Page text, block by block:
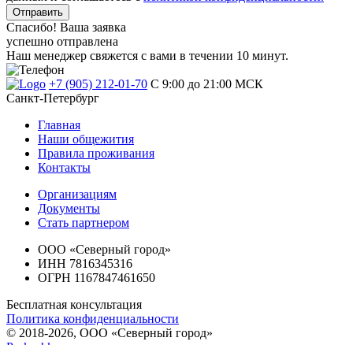
Отправить
Спасибо! Ваша заявка
успешно отправлена
Наш менеджер свяжется с вами в течении 10 минут.
+7 (905) 212-01-70 C 9:00 до 21:00 МСК
Санкт-Петербург
Главная
Наши общежития
Правила проживания
Контакты
Организациям
Документы
Стать партнером
ООО «Северный город»
ИНН 7816345316
ОГРН 1167847461650
Бесплатная консультация
Политика конфиденциальности
© 2018-2026, ООО «Северный город»